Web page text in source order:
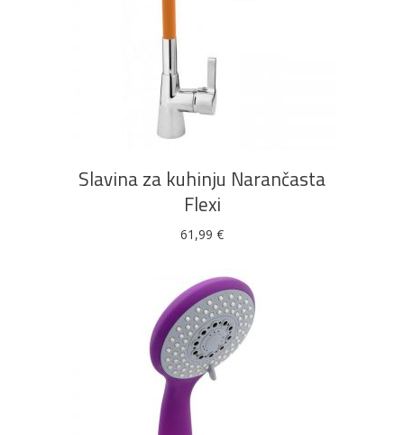
DODAJ U KOŠARICU
Slavina za kuhinju Narančasta
Flexi
61,99 €